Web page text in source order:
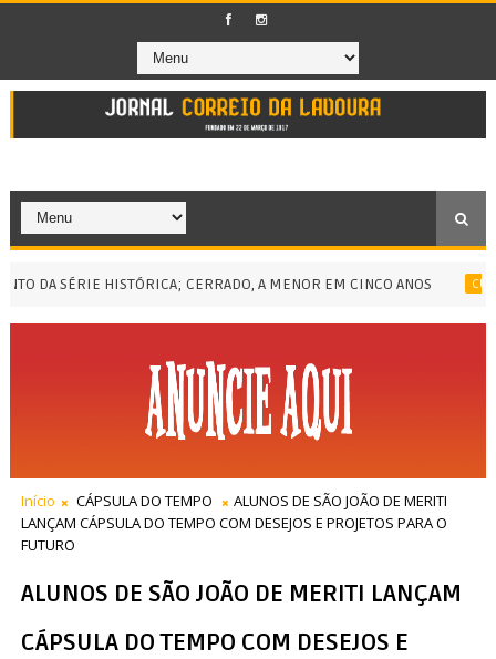
DA SÉRIE HISTÓRICA; CERRADO, A MENOR EM CINCO ANOS CURSO
Início CÁPSULA DO TEMPO
ALUNOS DE SÃO JOÃO DE MERITI
LANÇAM CÁPSULA DO TEMPO COM DESEJOS E PROJETOS PARA O
FUTURO
ALUNOS DE SÃO JOÃO DE MERITI LANÇAM
CÁPSULA DO TEMPO COM DESEJOS E